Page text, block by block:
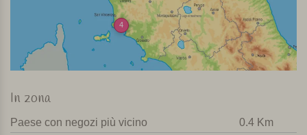
4
In zona
Paese con negozi più vicino
0.4 Km